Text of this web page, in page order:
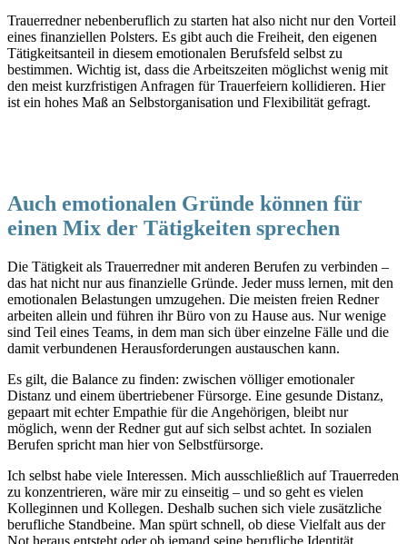
Trauerredner nebenberuflich zu starten hat also nicht nur den Vorteil
eines finanziellen Polsters. Es gibt auch die Freiheit, den eigenen
Tätigkeitsanteil in diesem emotionalen Berufsfeld selbst zu
bestimmen. Wichtig ist, dass die Arbeitszeiten möglichst wenig mit
den meist kurzfristigen Anfragen für Trauerfeiern kollidieren. Hier
ist ein hohes Maß an Selbstorganisation und Flexibilität gefragt.
Auch emotionalen Gründe können für
einen Mix der Tätigkeiten sprechen
Die Tätigkeit als Trauerredner mit anderen Berufen zu verbinden –
das hat nicht nur aus finanzielle Gründe. Jeder muss lernen, mit den
emotionalen Belastungen umzugehen. Die meisten freien Redner
arbeiten allein und führen ihr Büro von zu Hause aus. Nur wenige
sind Teil eines Teams, in dem man sich über einzelne Fälle und die
damit verbundenen Herausforderungen austauschen kann.
Es gilt, die Balance zu finden: zwischen völliger emotionaler
Distanz und einem übertriebener Fürsorge. Eine gesunde Distanz,
gepaart mit echter Empathie für die Angehörigen, bleibt nur
möglich, wenn der Redner gut auf sich selbst achtet. In sozialen
Berufen spricht man hier von Selbstfürsorge.
Ich selbst habe viele Interessen. Mich ausschließlich auf Trauerreden
zu konzentrieren, wäre mir zu einseitig – und so geht es vielen
Kolleginnen und Kollegen. Deshalb suchen sich viele zusätzliche
berufliche Standbeine. Man spürt schnell, ob diese Vielfalt aus der
Not heraus entsteht oder ob jemand seine berufliche Identität